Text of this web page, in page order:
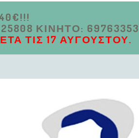
ΚΙΝΗΤΌ:
ΤΙΣ 17 ΑΥΓΟΎΣΤΟΥ.